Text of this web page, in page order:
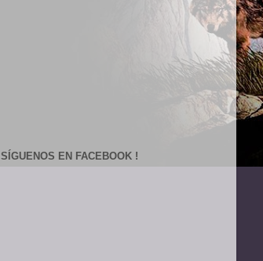
SÍGUENOS EN FACEBOOK !